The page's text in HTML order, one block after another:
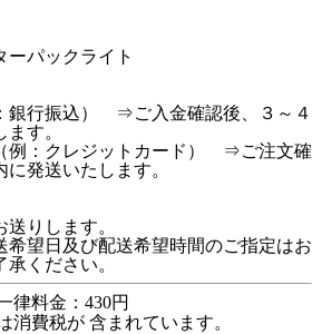
ーパックライト
銀行振込） ⇒ご入金確認後、３～４
す。
例：クレジットカード） ⇒ご注文確
発送いたします。
送りします。
望日及び配送希望時間のご指定はお
ください。
料金：430円
消費税が 含まれています。